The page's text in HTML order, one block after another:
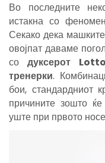
Во последните
истакна со
Секако дека
овојпат даваме
содуксерот
тренерки.
бои, стандардниот
причините зошто
уште при првото